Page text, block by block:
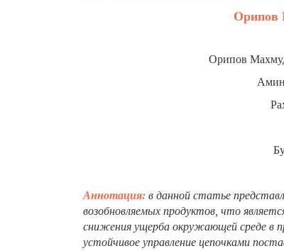
Орипов
Орипов
Аннотация: в данной статье
возобновляемых продуктов, что
снижения ущерба окружающей среде в
устойчивое управление цепочками